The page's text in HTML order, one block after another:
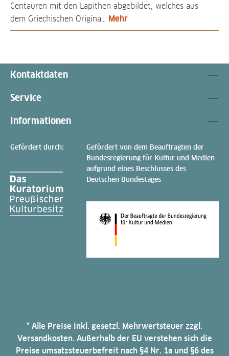
Centauren mit den Lapithen abgebildet, welches aus
dem Griechischen Origina… Mehr
Kontaktdaten
Service
Informationen
Gefördert durch:
Gefördert von dem Beauftragten der
Bundesregierung für Kultur und Medien
aufgrund eines Beschlusses des
Deutschen Bundestages
* Alle Preise inkl. gesetzl. Mehrwertsteuer zzgl.
Versandkosten. Außerhalb der EU verstehen sich die
Preise umsatzsteuerbefreit nach §4 Nr. 1a und §6 des